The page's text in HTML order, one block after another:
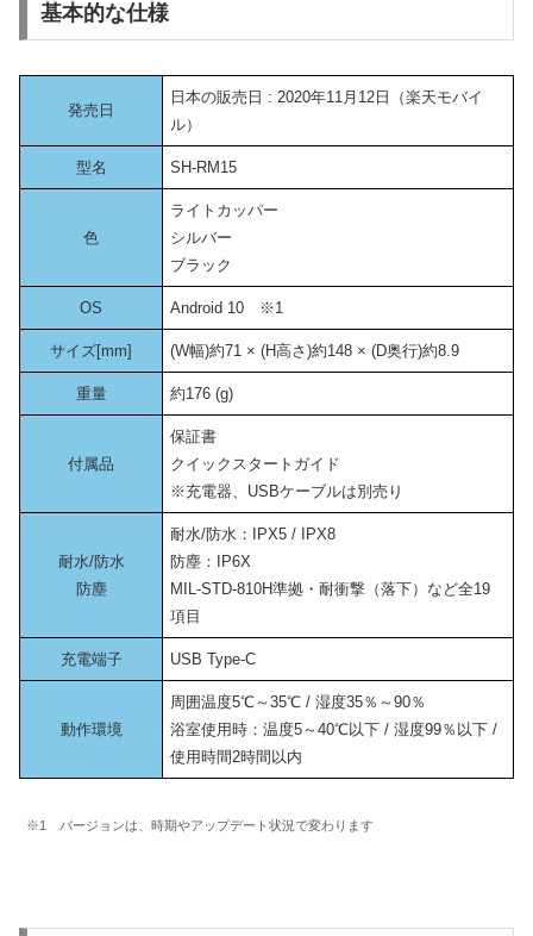
基本的な仕様
発売日
日本の販売日 : 2020年11月12日（楽天モバイ
ル）
型名 SH-RM15
色
ライトカッパー
シルバー
ブラック
OS Android 10 ※1
サイズ[mm] (W幅)約71 × (H高さ)約148 × (D奥行)約8.9
重量 約176 (g)
付属品
保証書
クイックスタートガイド
※充電器、USBケーブルは別売り
耐水/防水
防塵
耐水/防水：IPX5 / IPX8
防塵：IP6X
MIL-STD-810H準拠・耐衝撃（落下）など全19
項目
充電端子 USB Type-C
動作環境
周囲温度5℃～35℃ / 湿度35％～90％
浴室使用時：温度5～40℃以下 / 湿度99％以下 /
使用時間2時間以内
※1 バージョンは、時期やアップデート状況で変わります